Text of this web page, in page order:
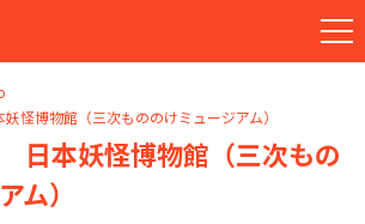
怪博物館（三次もののけミュージアム）
日本妖怪博物館（三次もの
ム）